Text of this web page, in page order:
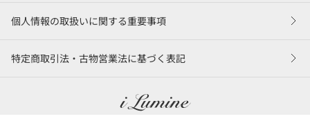
個人情報の取扱いに関する重要事項
特定商取引法・古物営業法に基づく表記